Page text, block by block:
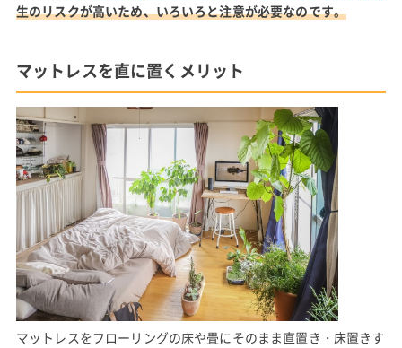
生のリスクが高いため、いろいろと注意が必要なのです。
マットレスを直に置くメリット
マットレスをフローリングの床や畳にそのまま直置き・床置きす